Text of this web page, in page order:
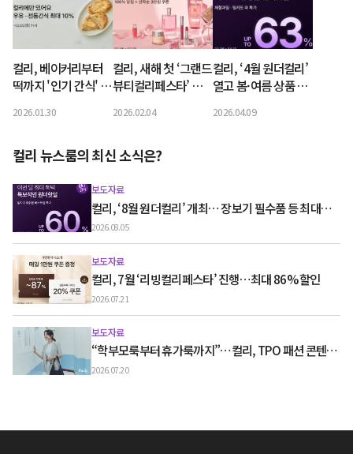
컬리, 베이커리부터
떡까지 '인기 간식' 특
2026.01.30
컬리, 새해 첫 ‘그랜드
뷰티컬리페스타’ 개
2026.02.04
컬리, ‘4월 원더컬리’
열고 봄·여름 상품 최
2026.04.09
컬리 뉴스룸의 최신 소식은?
보도자료
컬리, ‘8월 원더컬리’ 개최… 장보기 필수품 등 최대
60% 할인
2026.08.05
보도자료
컬리, 7월 ‘리빙컬리페스타’ 진행…최대 86% 할인
2026.07.21
보도자료
“학부모룩부터 휴가룩까지”…컬리, TPO 패션 콘텐츠
‘스타일노트’ 흥행
2026.07.20